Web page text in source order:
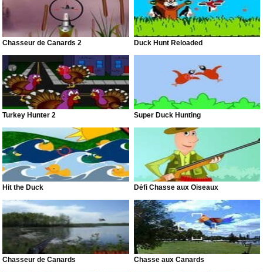
Chasseur de Canards 2 Duck Hunt Reloaded
Turkey Hunter 2 Super Duck Hunting
Hit the Duck Défi Chasse aux Oiseaux
Chasseur de Canards Chasse aux Canards